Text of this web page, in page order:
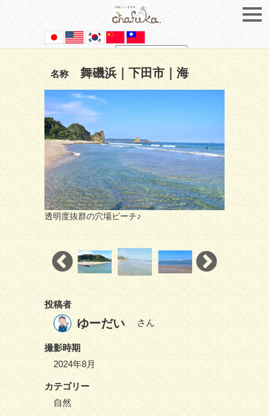
Powered by Translate
名称 舞磯浜｜下田市｜海
透明度抜群の穴場ビーチ♪
投稿者
ゆーだい さん
撮影時期
2024年8月
カテゴリー
自然